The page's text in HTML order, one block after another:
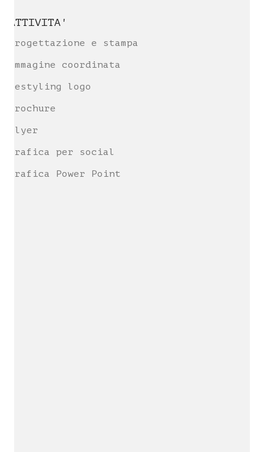
ATTIVITA'
Progettazione e stampa
Immagine coordinata
Restyling logo
Brochure
Flyer
Grafica per social
Grafica Power Point